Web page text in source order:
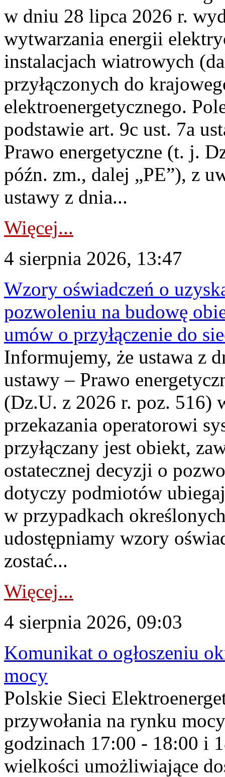
w dniu 28 lipca 2026 r.
wytwarzania energii
instalacjach wiatrowych
przyłączonych do
elektroenergetycznego.
podstawie art. 9c ust. 7a
Prawo energetyczne (t. j.
późn. zm., dalej „PE”), z
ustawy z dnia...
Więcej...
4 sierpnia 2026, 13:47
Wzory oświadczeń o
pozwoleniu na budowę
umów o przyłączenie do
Informujemy, że ustawa z
ustawy – Prawo
(Dz.U. z 2026 r. poz. 516)
przekazania operatorowi
przyłączany jest obiekt,
ostatecznej decyzji o
dotyczy podmiotów
w przypadkach
udostępniamy wzory
zostać...
Więcej...
4 sierpnia 2026, 09:03
Komunikat o ogłoszeniu
mocy
Polskie Sieci
przywołania na rynku
godzinach 17:00 - 18:00 i
wielkości umożliwiające